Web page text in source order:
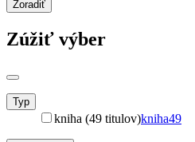
Zoradiť
Zúžiť výber
Typ
kniha (49 titulov)kniha49